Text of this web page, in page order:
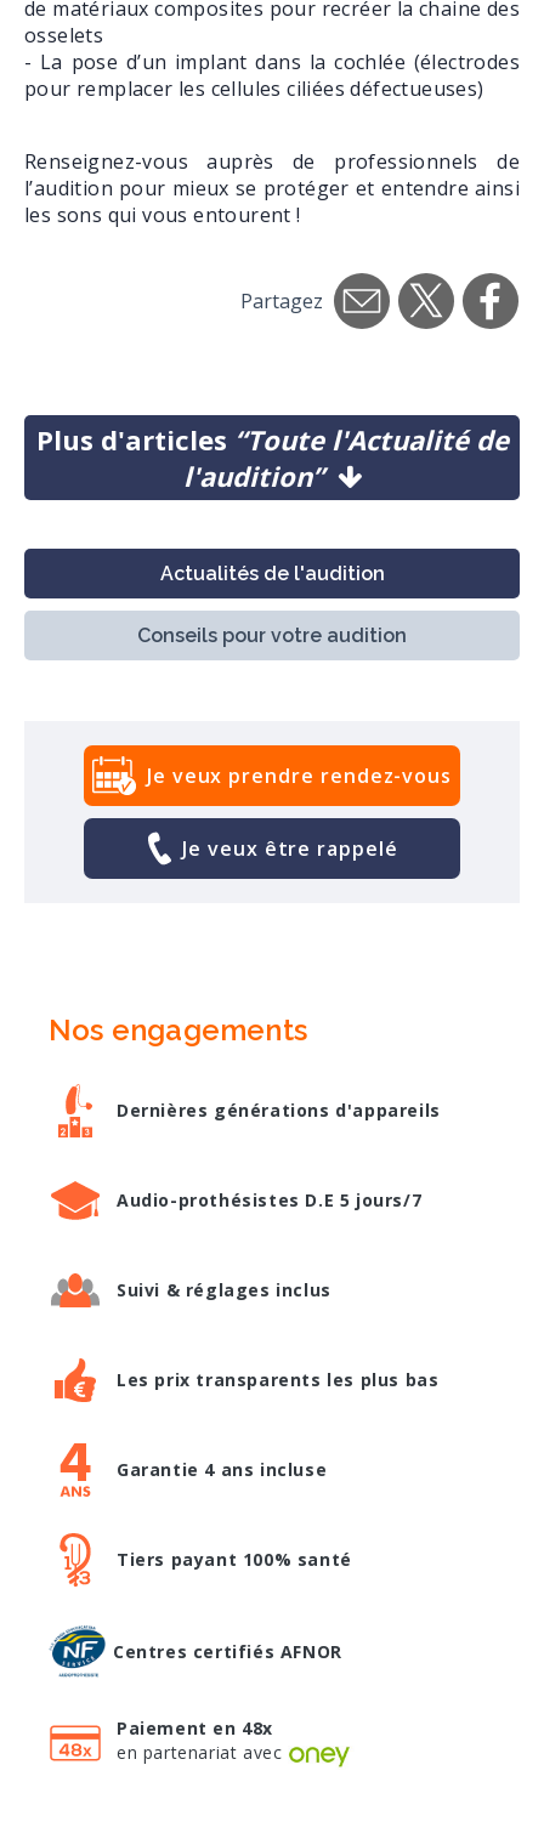
de matériaux composites pour recréer la chaine des
osselets
- La pose d’un implant dans la cochlée (électrodes
pour remplacer les cellules ciliées défectueuses)
Renseignez-vous auprès de professionnels de
l’audition pour mieux se protéger et entendre ainsi
les sons qui vous entourent !
Partagez
Plus d'articles “Toute l'Actualité de
l'audition”
Actualités de l'audition
Conseils pour votre audition
Je veux prendre rendez-vous
Je veux être rappelé
Nos engagements
Dernières générations d'appareils
Audio-prothésistes D.E 5 jours/7
Suivi & réglages inclus
Les prix transparents les plus bas
Garantie 4 ans incluse
Tiers payant 100% santé
Centres certifiés AFNOR
Paiement en 48x
en partenariat avec